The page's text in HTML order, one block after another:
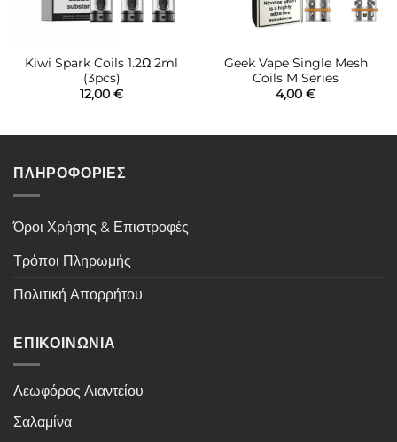
Kiwi Spark Coils 1.2Ω 2ml
(3pcs)
12,00 €
Geek Vape Single Mesh
Coils M Series
4,00 €
ΠΛΗΡΟΦΟΡΙΕΣ
Όροι Χρήσης & Επιστροφές
Τρόποι Πληρωμής
Πολιτική Απορρήτου
ΕΠΙΚΟΙΝΩΝΙΑ
Λεωφόρος Αιαντείου
Σαλαμίνα